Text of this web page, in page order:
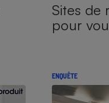
Sites de
pour
ENQUÊTE